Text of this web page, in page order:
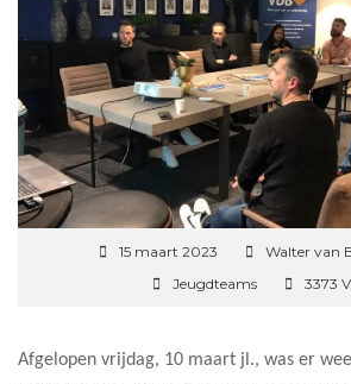
15 maart 2023
Walter van
Jeugdteams
3373
Afgelopen vrijdag, 10 maart jl., was er